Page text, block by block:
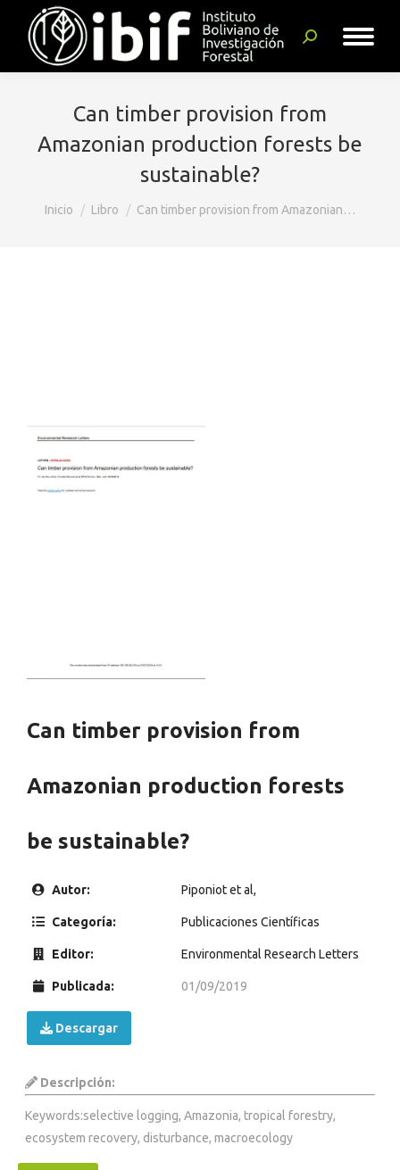
Buscar:
Can timber provision from
Amazonian production forests be
sustainable?
Estás aquí:
Inicio Libro Can timber provision from Amazonian…
Can timber provision from
Amazonian production forests
be sustainable?
Autor: Piponiot et al,
Categoría: Publicaciones Científicas
Editor: Environmental Research Letters
Publicada: 01/09/2019
Descargar
Descripción:
Keywords:selective logging, Amazonia, tropical forestry,
ecosystem recovery, disturbance, macroecology